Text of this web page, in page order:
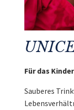
Für das
Sauberes